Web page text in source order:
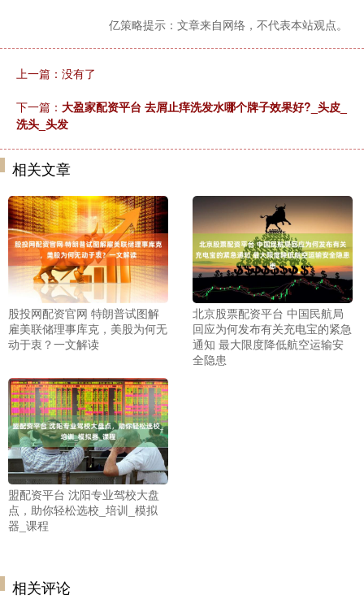
亿策略提示：文章来自网络，不代表本站观点。
上一篇：没有了
下一篇： 大盈家配资平台 去屑止痒洗发水哪个牌子效果好?_头皮_
洗头_头发
相关文章
股投网配资官网 特朗普试图解
雇美联储理事库克，美股为何无
动于衷？一文解读
北京股票配资平台 中国民航局
回应为何发布有关充电宝的紧急
通知 最大限度降低航空运输安
全隐患
盟配资平台 沈阳专业驾校大盘
点，助你轻松选校_培训_模拟
器_课程
相关评论